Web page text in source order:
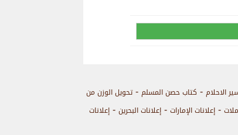
الاحلام - كتاب حصن المسلم -تحويل الوزن من
-إعلانات الإمارات -إعلانات البحرين -إعلانات